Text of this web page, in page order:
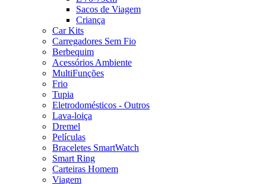
Sacos de Viagem
Criança
Car Kits
Carregadores Sem Fio
Berbequim
Acessórios Ambiente
MultiFunções
Frio
Tupia
Eletrodomésticos - Outros
Lava-loiça
Dremel
Películas
Braceletes SmartWatch
Smart Ring
Carteiras Homem
Viagem